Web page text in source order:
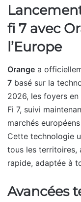
fi 7 avec
l’Europe
Orange a
7 basé sur la
2026, les foyers
Fi 7, suivi
marchés
Cette technologie
tous les territoires,
rapide, adaptée à
Avancées